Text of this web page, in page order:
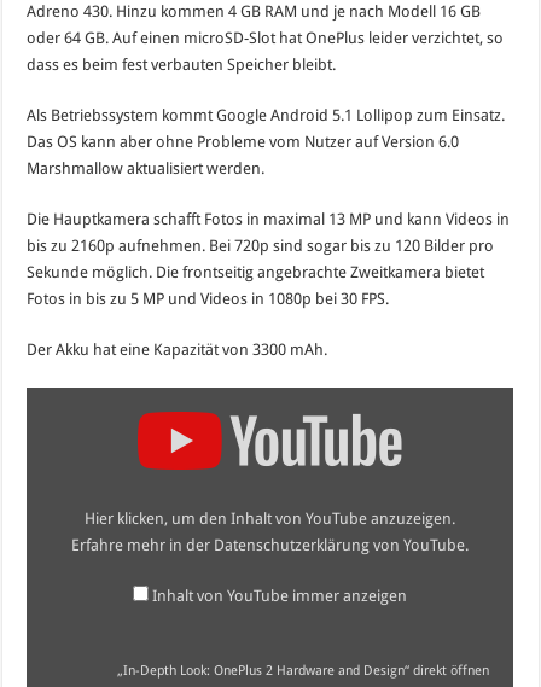
Adreno 430. Hinzu kommen 4 GB RAM und je nach Modell 16 GB
oder 64 GB. Auf einen microSD-Slot hat OnePlus leider verzichtet, so
dass es beim fest verbauten Speicher bleibt.
Als Betriebssystem kommt Google Android 5.1 Lollipop zum Einsatz.
Das OS kann aber ohne Probleme vom Nutzer auf Version 6.0
Marshmallow aktualisiert werden.
Die Hauptkamera schafft Fotos in maximal 13 MP und kann Videos in
bis zu 2160p aufnehmen. Bei 720p sind sogar bis zu 120 Bilder pro
Sekunde möglich. Die frontseitig angebrachte Zweitkamera bietet
Fotos in bis zu 5 MP und Videos in 1080p bei 30 FPS.
Der Akku hat eine Kapazität von 3300 mAh.
Hier klicken, um den Inhalt von YouTube anzuzeigen.
Erfahre mehr in der Datenschutzerklärung von YouTube.
Inhalt von YouTube immer anzeigen
„In-Depth Look: OnePlus 2 Hardware and Design“ direkt öffnen